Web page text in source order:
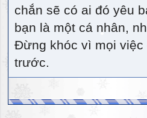
chắn sẽ có ai đó yêu
bạn là một cá nhân,
Đừng khóc vì mọi
trước.